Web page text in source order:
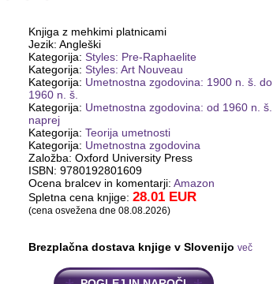
Knjiga z mehkimi platnicami
Jezik: Angleški
Kategorija: Styles: Pre-Raphaelite
Kategorija: Styles: Art Nouveau
Kategorija: Umetnostna zgodovina: 1900 n. š. do
1960 n. š.
Kategorija: Umetnostna zgodovina: od 1960 n. š.
naprej
Kategorija: Teorija umetnosti
Kategorija: Umetnostna zgodovina
Založba: Oxford University Press
ISBN: 9780192801609
Ocena bralcev in komentarji: Amazon
Spletna cena knjige: 28.01 EUR
(cena osvežena dne 08.08.2026)
Brezplačna dostava knjige v Slovenijo več